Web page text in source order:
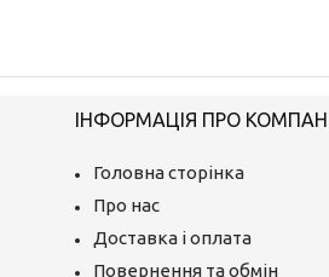
ІНФОРМАЦІЯ ПРО
Головна сторінка
Про нас
Доставка і оплата
Повернення та обмін